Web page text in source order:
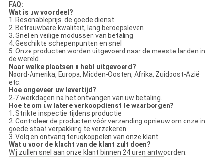
FAQ:
Wat is uw voordeel?
1. Resonableprijs, de goede dienst
2. Betrouwbare kwaliteit, lang beroepsleven
3. Snel en veilige modussen van betaling
4. Geschikte schepenpunten en snel
5. Onze producten worden uitgevoerd naar de meeste landen in
de wereld.
Naar welke plaatsen u hebt uitgevoerd?
Noord-Amerika, Europa, Midden-Oosten, Afrika, Zuidoost-Azië
etc.
Hoe ongeveer uw levertijd?
2-7 werkdagen na het ontvangen van uw betaling.
Hoe te om uw latere verkoopdienst te waarborgen?
1. Strikte inspectie tijdens productie
2. Controleer de producten vóór verzending opnieuw om onze in
goede staat verpakking te verzekeren
3. Volg en ontvang terugkoppelen van onze klant
Wat u voor de klacht van de klant zult doen?
Wij zullen snel aan onze klant binnen 24 uren antwoorden.